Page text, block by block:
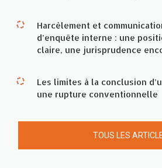
Harcèlement et
d’enquête interne : une
claire, une jurisprudence
Les limites à la conclusion
une rupture conventionnelle
TOUS LES